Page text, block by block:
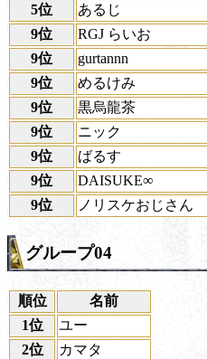
5位
あるじ
9位
RGJ らいお
9位
gurtannn
9位
めるけみ
9位
黒烏龍茶
9位
ニック
9位
ばるす
9位
DAISUKE∞
9位
ノリスケおじさん
グループ04
順位
名前
1位
ユー
2位
カマタ